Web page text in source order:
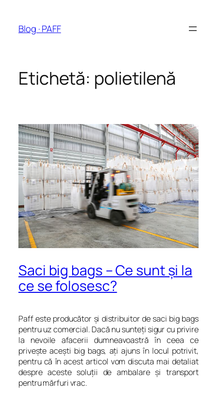
conținut
Blog · PAFF
Etichetă: polietilenă
Saci big bags – Ce sunt şi la
ce se folosesc?
Paff este producător şi distribuitor de saci big bags
pentru uz comercial. Dacă nu sunteţi sigur cu privire
la nevoile afacerii dumneavoastră în ceea ce
priveşte aceşti big bags, aţi ajuns în locul potrivit,
pentru că în acest articol vom discuta mai detaliat
despre aceste soluţii de ambalare şi transport
pentru mărfuri vrac.